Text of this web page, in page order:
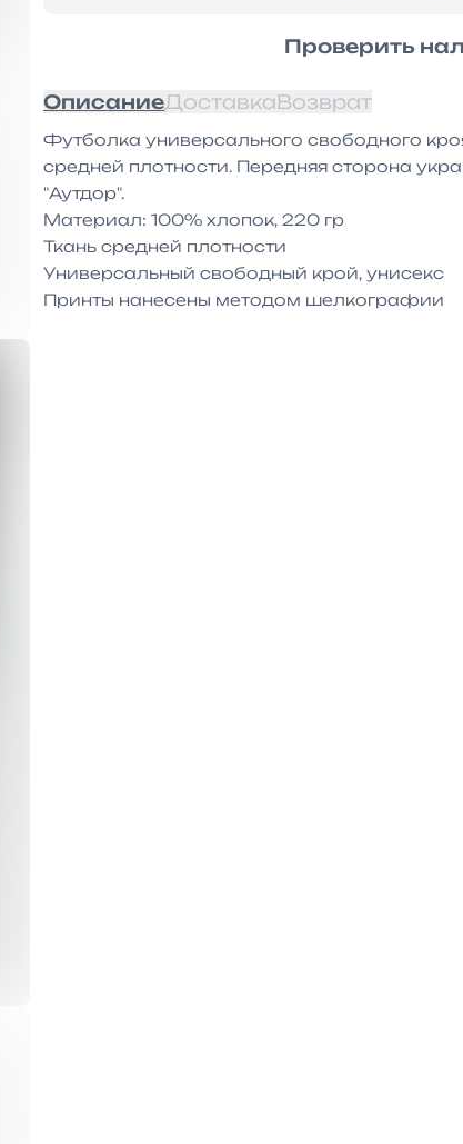
Проверить
ОписаниеДоставкаВозврат
Футболка универсального свободного
средней плотности. Передняя сторона
"Аутдор".
Материал: 100% хлопок, 220 гр
Ткань средней плотности
Универсальный свободный крой, унисекс